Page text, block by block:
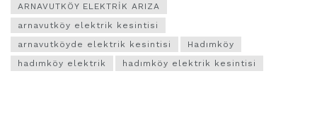
ARNAVUTKÖY ELEKTRİK ARIZA
arnavutköy elektrik kesintisi
arnavutköyde elektrik kesintisi
Hadımköy
hadımköy elektrik
hadımköy elektrik kesintisi